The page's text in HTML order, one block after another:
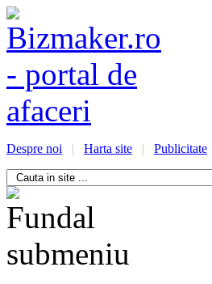
Despre noi | Harta site | Publicitate
oportunitati-